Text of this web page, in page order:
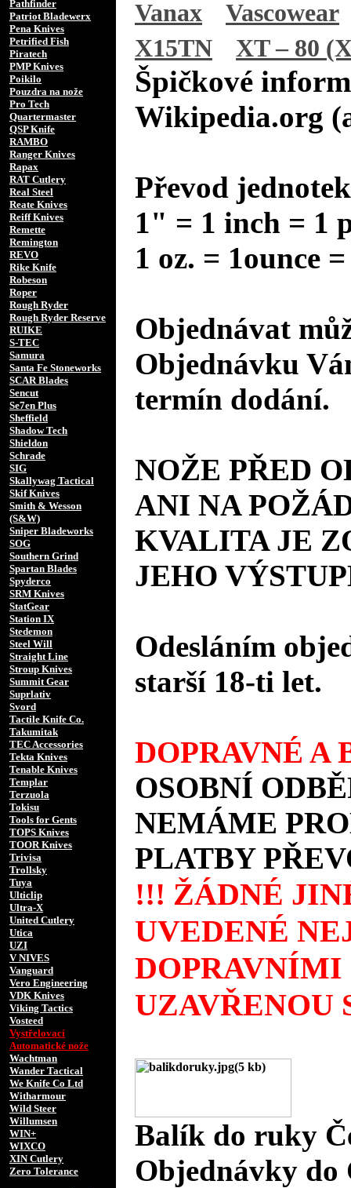
Pathfinder
Patriot Bladewerx
Pena Knives
Petrified Fish
Piratech
PMP Knives
Poikilo
Pouzdra na nože
Pro Tech
Quartermaster
QSP Knife
RAMBO
Ranger Knives
Rapax
RAT Cutlery
Real Steel
Reate Knives
Reiff Knives
Remette
Remington
REVO
Rike Knife
Robeson
Roper
Rough Ryder
Rough Ryder Reserve
RUIKE
S-TEC
Samura
Santa Fe Stoneworks
SCAR Blades
Sencut
Se7en Plus
Sheffield
Shadow Tech
Shieldon
Schrade
SIG
Skallywag Tactical
Skif Knives
Smith & Wesson
(S&W)
Sniper Bladeworks
SOG
Southern Grind
Spartan Blades
Spyderco
SRM Knives
StatGear
Station IX
Stedemon
Steel Will
Straight Line
Stroup Knives
Summit Gear
Suprlativ
Svord
Tactile Knife Co.
Takumitak
TEC Accessories
Tekta Knives
Tenable Knives
Templar
Terzuola
Tokisu
Tools for Gents
TOPS Knives
TOOR Knives
Trivisa
Trollsky
Tuya
Ulticlip
Ultra-X
United Cutlery
Utica
UZI
V NIVES
Vanguard
Vero Engineering
VDK Knives
Viking Tactics
Vosteed
Vystřelovací
Automatické nože
Wachtman
Wander Tactical
We Knife Co Ltd
Witharmour
Wild Steer
Willumsen
WIN+
WIXCO
XIN Cutlery
Zero Tolerance
Vanax
Vascowear
X15TN
XT – 80
Špičkové
Wikipedia.org
Převod
1" = 1 inch = 1
1 oz. = 1ounce
Objednávat
Objednávku
termín dodání.
NOŽE PŘED
ANI NA
KVALITA JE
JEHO
Odesláním
starší 18-ti let.
DOPRAVNÉ A
OSOBNÍ
NEMÁME
PLATBY
!!! ŽÁDNÉ
UVEDENÉ
UZAVŘENOU
Balík do ruky
Objednávky do